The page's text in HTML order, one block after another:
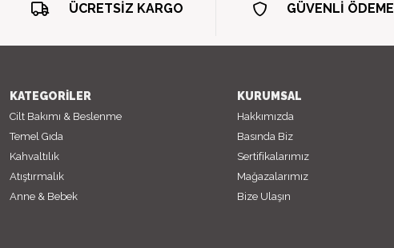
ÜCRETSİZ KARGO GÜVENLİ ÖDEME
KATEGORİLER
Cilt Bakımı & Beslenme
Temel Gıda
Kahvaltılık
Atıştırmalık
Anne & Bebek
KURUMSAL
Hakkımızda
Basında Biz
Sertifikalarımız
Mağazalarımız
Bize Ulaşın